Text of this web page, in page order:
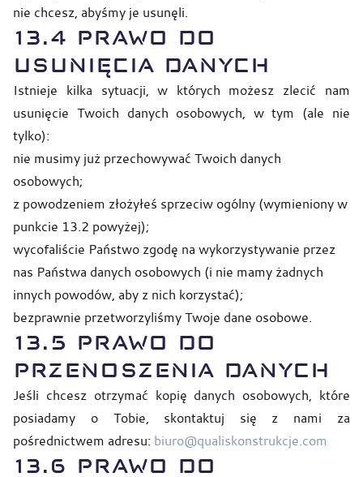
nie chcesz, abyśmy je usunęli.
13.4 PRAWO DO
USUNIĘCIA DANYCH
Istnieje kilka sytuacji, w których możesz zlecić nam
usunięcie Twoich danych osobowych, w tym (ale nie
tylko):
nie musimy już przechowywać Twoich danych
osobowych;
z powodzeniem złożyłeś sprzeciw ogólny (wymieniony w
punkcie 13.2 powyżej);
wycofaliście Państwo zgodę na wykorzystywanie przez
nas Państwa danych osobowych (i nie mamy żadnych
innych powodów, aby z nich korzystać);
bezprawnie przetworzyliśmy Twoje dane osobowe.
13.5 PRAWO DO
PRZENOSZENIA DANYCH
Jeśli chcesz otrzymać kopię danych osobowych, które
posiadamy o Tobie, skontaktuj się z nami za
pośrednictwem adresu: biuro@qualiskonstrukcje.com
13.6 PRAWO DO